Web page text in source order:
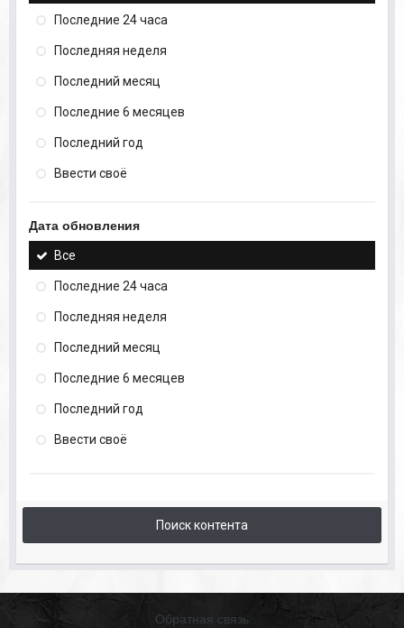
Последние 24 часа
Последняя неделя
Последний месяц
Последние 6 месяцев
Последний год
Ввести своё
Дата обновления
Все
Последние 24 часа
Последняя неделя
Последний месяц
Последние 6 месяцев
Последний год
Ввести своё
Поиск контента
Обратная связь